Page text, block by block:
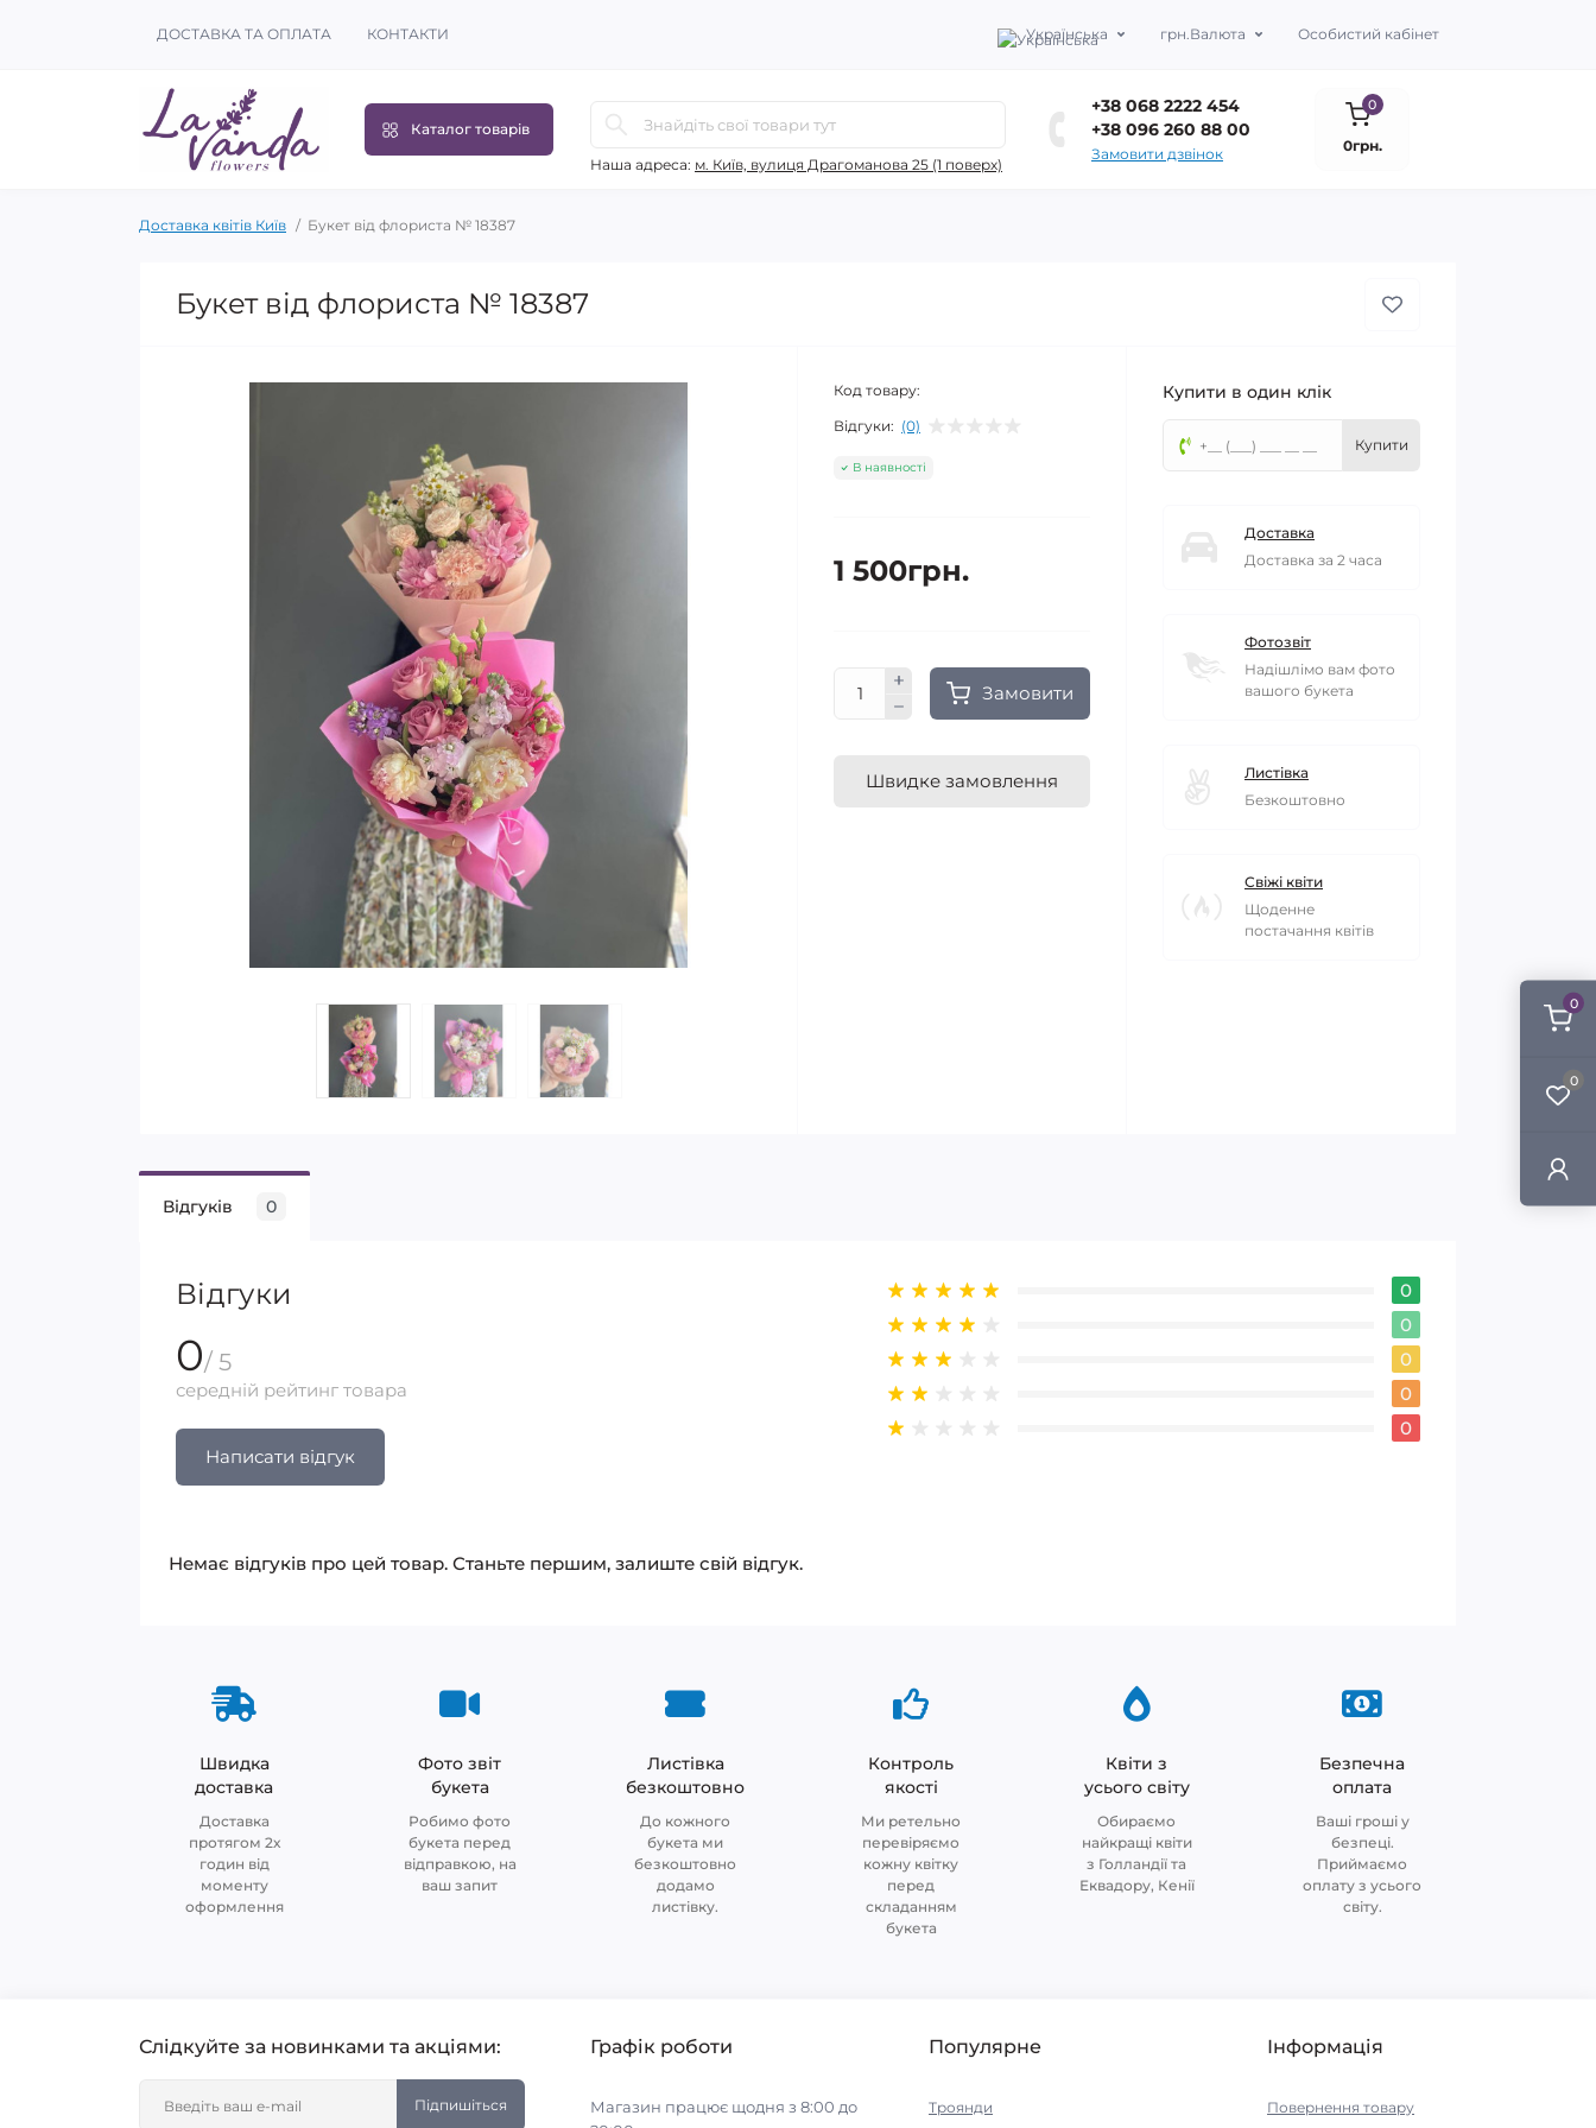
0
0
ДОСТАВКА ТА ОПЛАТА КОНТАКТИ Українська грн.Валюта Особистий кабінет
Каталог товарів
Наша адреса: м. Київ, вулиця Драгоманова 25 (1 поверх)
+38 068 2222 454
+38 096 260 88 00
Замовити дзвінок
0
0грн.
Доставка квітів Київ Букет від флориста № 18387
Букет від флориста № 18387
Код товару:
Відгуки: (0)
В наявності
1 500грн.
Замовити
Швидке замовлення
Купити в один клік
Купити
Доставка
Доставка за 2 часа
Фотозвіт
Надішлімо вам фото
вашого букета
Листівка
Безкоштовно
Свіжі квіти
Щоденне
постачання квітів
Відгуків 0
Відгуки
0/ 5
середній рейтинг товара
Написати відгук
0
0
0
0
0
Немає відгуків про цей товар. Станьте першим, залиште свій відгук.
Швидка
доставка
Доставка
протягом 2х
годин від
моменту
оформлення
Фото звіт
букета
Робимо фото
букета перед
відправкою, на
ваш запит
Листівка
безкоштовно
До кожного
букета ми
безкоштовно
додамо
листівку.
Контроль
якості
Ми ретельно
перевіряємо
кожну квітку
перед
складанням
букета
Квіти з
усього світу
Обираємо
найкращі квіти
з Голландії та
Еквадору, Кенії
Безпечна
оплата
Ваші гроші у
безпеці.
Приймаємо
оплату з усього
світу.
Слідкуйте за новинками та акціями:
Підпишіться
Графік роботи
Магазин працює щодня з 8:00 до
Популярне
Троянди
Інформація
Повернення товару